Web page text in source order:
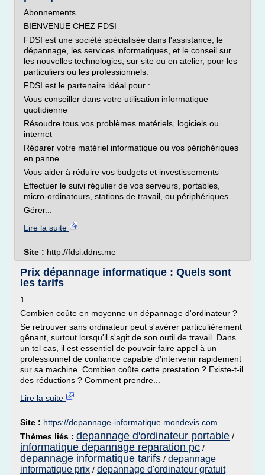
Abonnements
BIENVENUE CHEZ FDSI
FDSI est une société spécialisée dans l'assistance, le
dépannage, les services informatiques, et le conseil sur
les nouvelles technologies, sur site ou en atelier, pour les
particuliers ou les professionnels.
FDSI est le partenaire idéal pour :
Vous conseiller dans votre utilisation informatique
quotidienne
Résoudre tous vos problèmes matériels, logiciels ou
internet
Réparer votre matériel informatique ou vos périphériques
en panne
Vous aider à réduire vos budgets et investissements
Effectuer le suivi régulier de vos serveurs, portables,
micro-ordinateurs, stations de travail, ou périphériques
Gérer...
Lire la suite
Site : http://fdsi.ddns.me
Prix dépannage informatique : Quels sont
les tarifs
1
Combien coûte en moyenne un dépannage d'ordinateur ?
Se retrouver sans ordinateur peut s'avérer particulièrement
gênant, surtout lorsqu'il s'agit de son outil de travail. Dans
un tel cas, il est essentiel de pouvoir faire appel à un
professionnel de confiance capable d'intervenir rapidement
sur sa machine. Combien coûte cette prestation ? Existe-t-il
des réductions ? Comment prendre...
Lire la suite
Site : https://depannage-informatique.mondevis.com
Thèmes liés : depannage d'ordinateur portable /
informatique depannage reparation pc /
depannage informatique tarifs / depannage
informatique prix / depannage d'ordinateur gratuit